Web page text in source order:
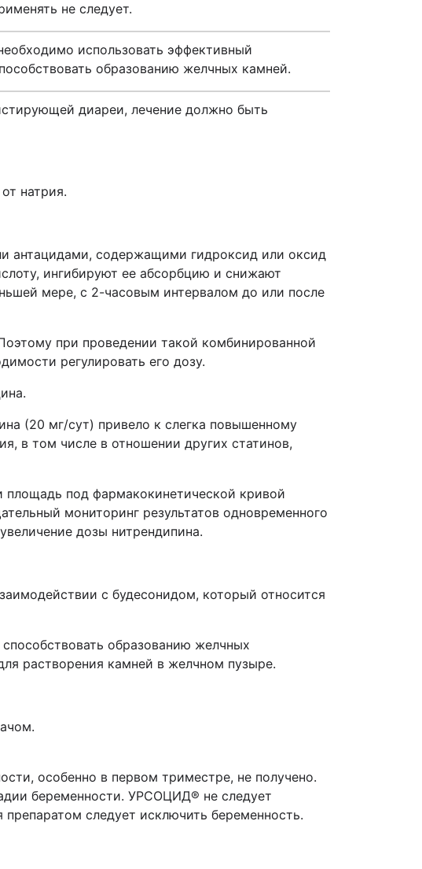
не следует.
использовать эффективный
образованию желчных камней.
диареи, лечение должно быть
натрия.
антацидами, содержащими гидроксид или оксид
ингибируют ее абсорбцию и снижают
мере, с 2-часовым интервалом до или после
при проведении такой комбинированной
регулировать его дозу.
(20 мг/сут) привело к слегка повышенному
в том числе в отношении других статинов,
площадь под фармакокинетической кривой
мониторинг результатов одновременного
дозы нитрендипина.
с будесонидом, который относится
образованию желчных
растворения камней в желчном пузыре.
особенно в первом триместре, не получено.
беременности. УРСОЦИД® не следует
следует исключить беременность.